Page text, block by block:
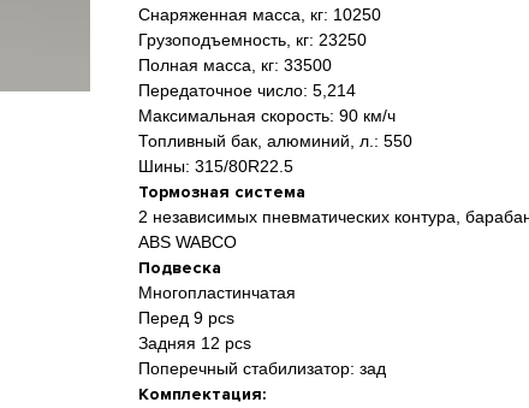
Снаряженная масса, кг: 10250
Грузоподъемность, кг: 23250
Полная масса, кг: 33500
Передаточное число: 5,214
Максимальная скорость: 90 км/ч
Топливный бак, алюминий, л.: 550
Шины: 315/80R22.5
Тормозная система
2 независимых пневматических контура,
ABS WABCO
Подвеска
Многопластинчатая
Перед 9 pcs
Задняя 12 pcs
Поперечный стабилизатор: зад
Комплектация: